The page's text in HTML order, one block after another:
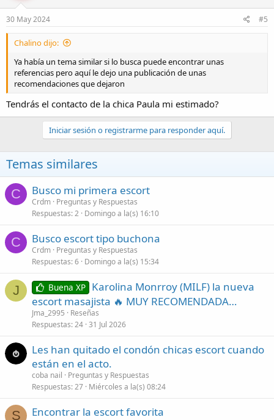
30 May 2024 #5
Chalino dijo:
Ya había un tema similar si lo busca puede encontrar unas
referencias pero aquí le dejo una publicación de unas
recomendaciones que dejaron
Tendrás el contacto de la chica Paula mi estimado?
Iniciar sesión o registrarme para responder aquí.
Temas similares
C Busco mi primera escort
Crdm Preguntas y Respuestas
Respuestas 2 Domingo a la(s) 16:10
C Busco escort tipo buchona
Crdm Preguntas y Respuestas
Respuestas 6 Domingo a la(s) 15:34
J Buena XP Karolina Monrroy (MILF) la nueva
escort masajista 🔥 MUY RECOMENDADA…
Jma_2995
Reseñas
Respuestas 24 31 Jul 2026
Les han quitado el condón chicas escort cuando
están en el acto.
coba nail
Preguntas y Respuestas
Respuestas 27 Miércoles a la(s) 08:24
S Encontrar la escort favorita